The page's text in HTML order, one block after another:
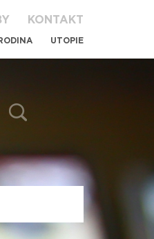
KONTAKT
UTOPIE